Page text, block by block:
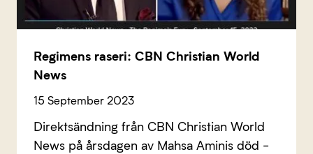
Regimens raseri: CBN Christian World
News
15 September 2023
Direktsändning från CBN Christian World
News på årsdagen av Mahsa Aminis död -